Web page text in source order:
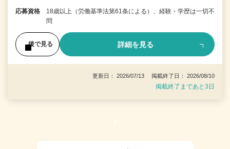
応募資格
18歳以上（労働基準法第61条による）、経験・学歴は一切不
問
後で見る 詳細を見る
更新日： 2026/07/13 掲載終了日： 2026/08/10
掲載終了まであと3日
1